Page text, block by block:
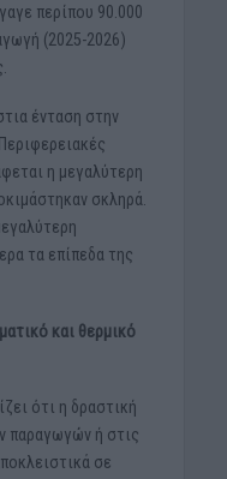
περίπου 90.000
(2025-2026)
ένταση στην
η μεγαλύτερη
σκληρά.
τα επίπεδα της
και θερμικό
ότι η δραστική
παραγωγών ή στις
σε